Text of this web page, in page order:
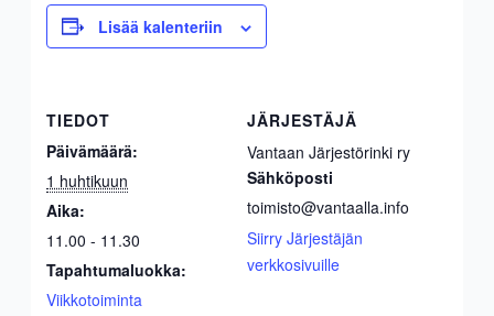
Lisää kalenteriin
TIEDOT
Päivämäärä:
1 huhtikuun
Aika:
11.00 - 11.30
Tapahtumaluokka:
Viikkotoiminta
JÄRJESTÄJÄ
Vantaan Järjestörinki ry
Sähköposti
toimisto@vantaalla.info
Siirry Järjestäjän
verkkosivuille